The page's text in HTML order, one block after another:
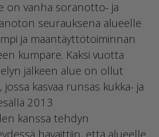
on vanha soranotto- ja
seurauksena alueelle
ja maantäyttötoiminnan
kumpare. Kaksi vuotta
jälkeen alue on ollut
kasvaa runsas kukka- ja
2013
kanssa tehdyn
havaittiin, että alueelle